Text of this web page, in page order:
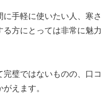
手軽に使いたい人、寒さ
方にとっては非常に魅力
璧ではないものの、口コ
えます。